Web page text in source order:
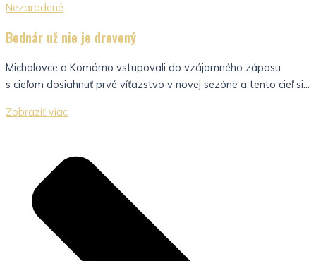
Nezaradené
Bednár už nie je drevený
Michalovce a Komárno vstupovali do vzájomného zápasu
s cieľom dosiahnuť prvé víťazstvo v novej sezóne a tento cieľ si...
Zobraziť viac